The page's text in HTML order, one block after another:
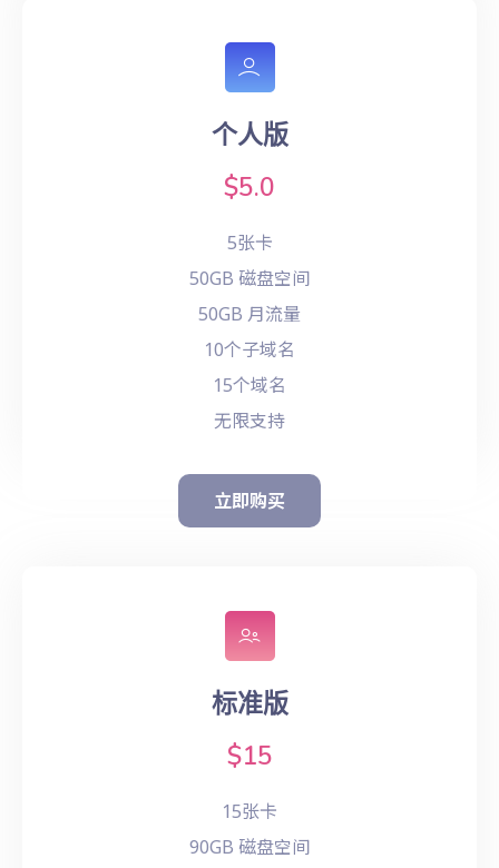
个人版
$5.0
5张卡
50GB 磁盘空间
50GB 月流量
10个子域名
15个域名
无限支持
立即购买
标准版
$15
15张卡
90GB 磁盘空间